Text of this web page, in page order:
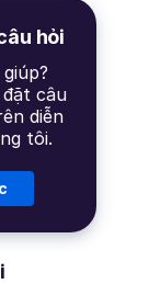
hỏi
câu
diễn
tôi.